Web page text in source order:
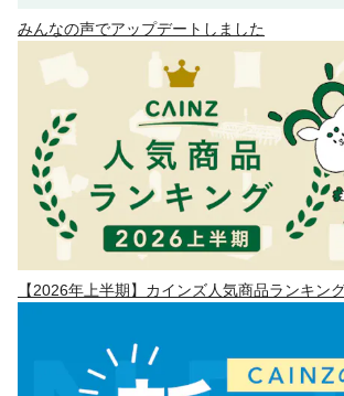
みんなの声でアップデートしました
【2026年上半期】カインズ人気商品ランキン